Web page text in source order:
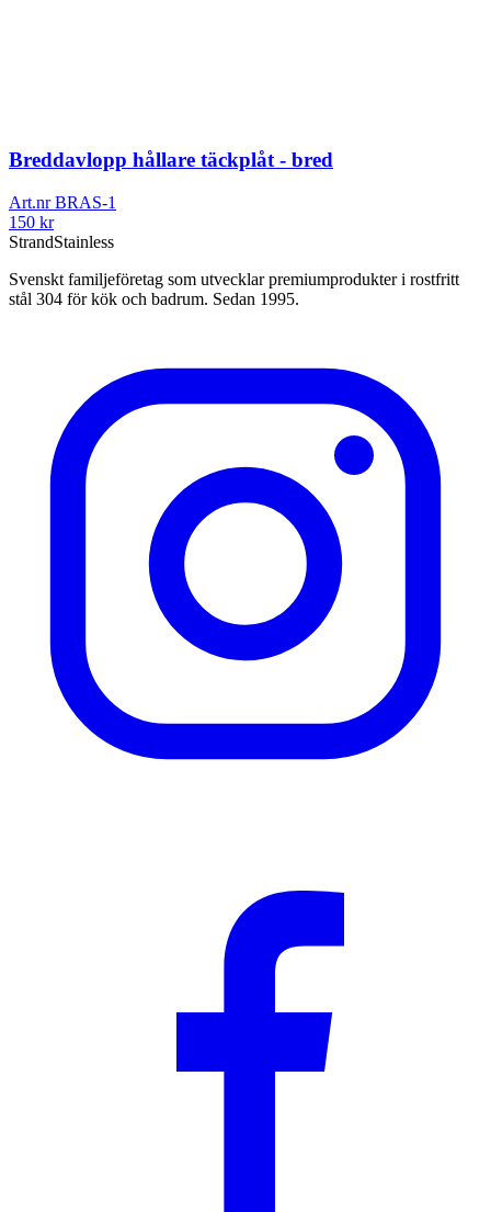
Breddavlopp hållare täckplåt - bred
Art.nrBRAS-1
150 kr
StrandStainless
Svenskt familjeföretag som utvecklar premiumprodukter i rostfritt
stål 304 för kök och badrum. Sedan 1995.